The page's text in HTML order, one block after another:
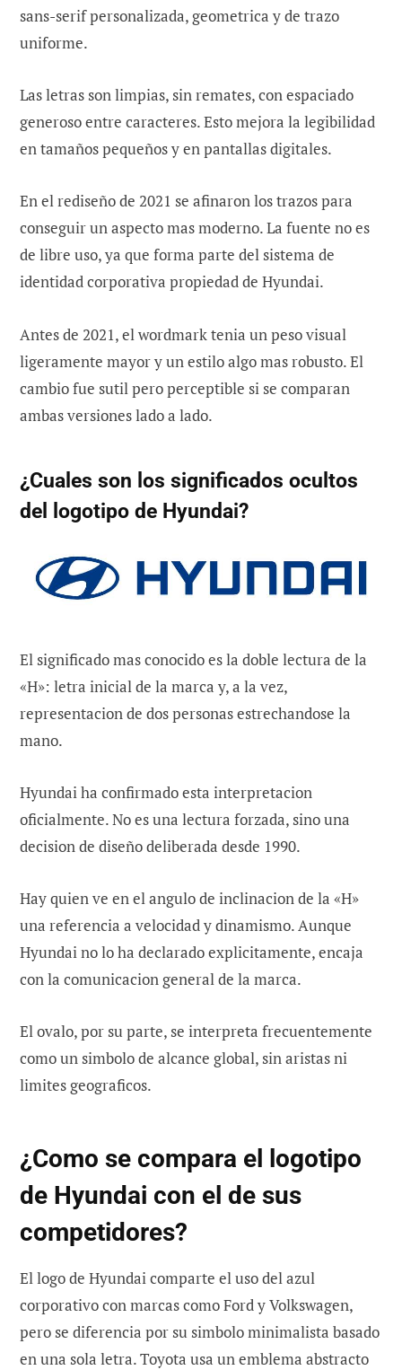
sans-serif personalizada, geometrica y de trazo
uniforme.
Las letras son limpias, sin remates, con espaciado
generoso entre caracteres. Esto mejora la legibilidad
en tamaños pequeños y en pantallas digitales.
En el rediseño de 2021 se afinaron los trazos para
conseguir un aspecto mas moderno. La fuente no es
de libre uso, ya que forma parte del sistema de
identidad corporativa propiedad de Hyundai.
Antes de 2021, el wordmark tenia un peso visual
ligeramente mayor y un estilo algo mas robusto. El
cambio fue sutil pero perceptible si se comparan
ambas versiones lado a lado.
¿Cuales son los significados ocultos
del logotipo de Hyundai?
El significado mas conocido es la doble lectura de la
«H»: letra inicial de la marca y, a la vez,
representacion de dos personas estrechandose la
mano.
Hyundai ha confirmado esta interpretacion
oficialmente. No es una lectura forzada, sino una
decision de diseño deliberada desde 1990.
Hay quien ve en el angulo de inclinacion de la «H»
una referencia a velocidad y dinamismo. Aunque
Hyundai no lo ha declarado explicitamente, encaja
con la comunicacion general de la marca.
El ovalo, por su parte, se interpreta frecuentemente
como un simbolo de alcance global, sin aristas ni
limites geograficos.
¿Como se compara el logotipo
de Hyundai con el de sus
competidores?
El logo de Hyundai comparte el uso del azul
corporativo con marcas como Ford y Volkswagen,
pero se diferencia por su simbolo minimalista basado
en una sola letra. Toyota usa un emblema abstracto